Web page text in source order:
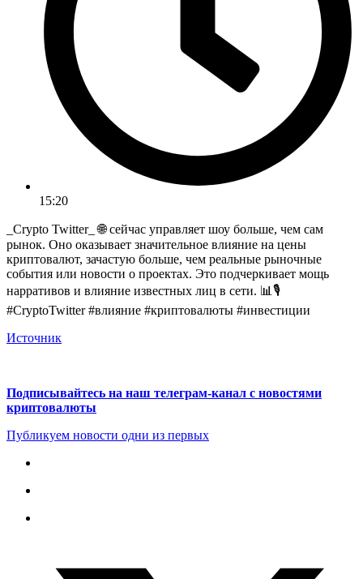
15:20
_Crypto Twitter_ 🌐 сейчас управляет шоу больше, чем сам
рынок. Оно оказывает значительное влияние на цены
криптовалют, зачастую больше, чем реальные рыночные
события или новости о проектах. Это подчеркивает мощь
нарративов и влияние известных лиц в сети. 📊🎙️
#CryptoTwitter #влияние #криптовалюты #инвестиции
Источник
Подписывайтесь на наш телеграм-канал с новостями
криптовалюты
Публикуем новости одни из первых